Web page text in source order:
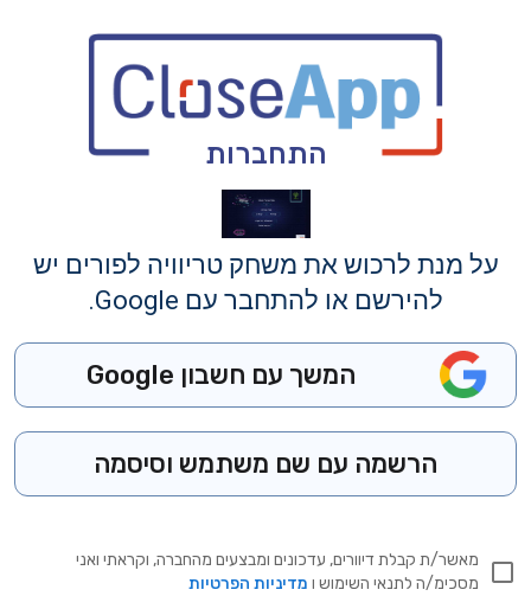
התחברות
על מנת לרכוש את משחק טריוויה לפורים יש
להירשם או להתחבר עם Google.
המשך עם חשבון Google
הרשמה עם שם משתמש וסיסמה
מאשר/ת קבלת דיוורים, עדכונים ומבצעים מהחברה, וקראתי ואני
מסכימ/ה לתנאי השימוש ו מדיניות הפרטיות